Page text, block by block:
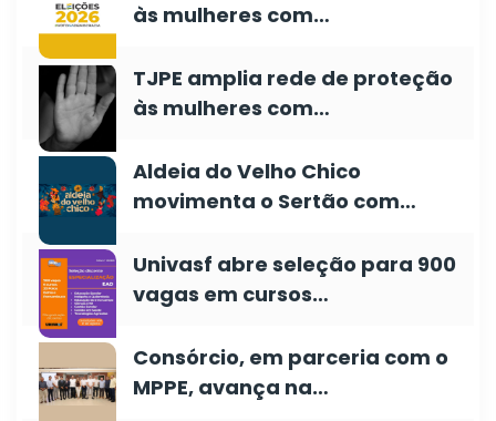
às mulheres com…
TJPE amplia rede de proteção
às mulheres com…
Aldeia do Velho Chico
movimenta o Sertão com…
Univasf abre seleção para 900
vagas em cursos…
Consórcio, em parceria com o
MPPE, avança na…